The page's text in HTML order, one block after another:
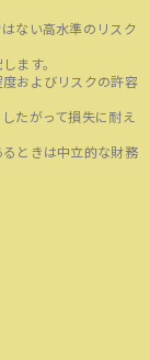
ない高水準のリスク
ます。
およびリスクの許容
たがって損失に耐え
ときは中立的な財務